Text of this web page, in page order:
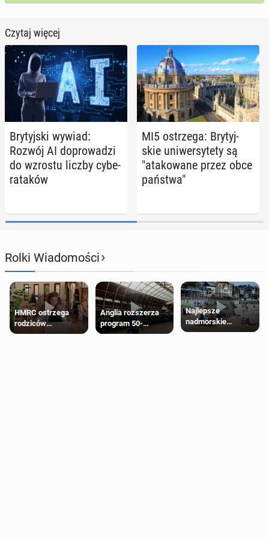
Czytaj więcej
Bry­tyj­ski wywiad:
Rozwój AI do­pro­wa­dzi
do wzrostu liczby cy­be­
ra­ta­ków
MI5 ostrze­ga: Bry­tyj­
skie uni­wer­sy­te­ty są
"ata­ko­wa­ne przez obce
państwa"
Rolki Wiadomości›
HMRC ostrzega
rodziców
pobierających Child
Anglia rozszerza
program 50-
procentowych
Najlepsze
nadmorskie
miasteczko blisko